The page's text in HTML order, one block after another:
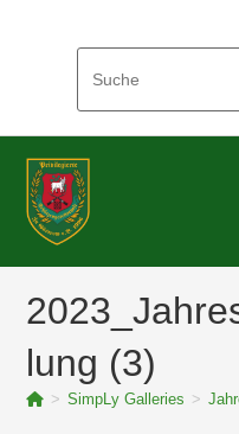
lung (3)
> SimpLy Galleries >